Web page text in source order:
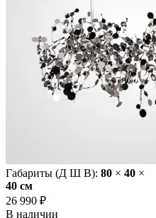
Габариты (Д Ш В): 80 × 40 ×
40 cм
26 990 ₽
В наличии